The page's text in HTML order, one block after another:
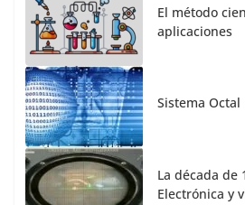
El método
aplicaciones
Sistema Octal
La década de
Electrónica y